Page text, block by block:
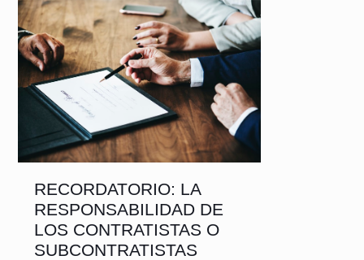
RECORDATORIO: LA
RESPONSABILIDAD DE
LOS CONTRATISTAS O
SUBCONTRATISTAS